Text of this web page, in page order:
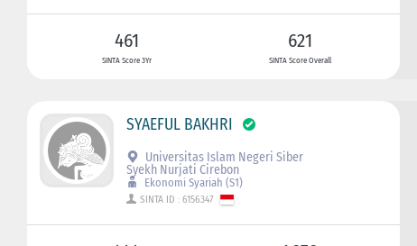
461
SINTA Score 3Yr
621
SINTA Score Overall
SYAEFUL BAKHRI
Universitas Islam Negeri Siber
Syekh Nurjati Cirebon
Ekonomi Syariah (S1)
SINTA ID : 6156347